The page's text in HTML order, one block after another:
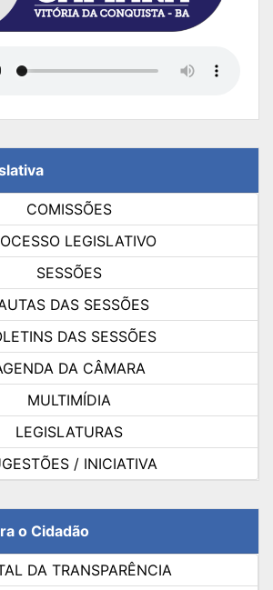
COMISSÕES
LEGISLATIVO
SESSÕES
DAS SESSÕES
DAS SESSÕES
DA CÂMARA
MULTIMÍDIA
LEGISLATURAS
/ INICIATIVA
o Cidadão
DA TRANSPARÊNCIA